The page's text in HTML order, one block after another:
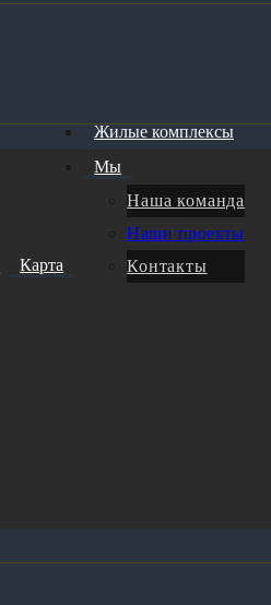
Жилые комплексы
Карта
Мы
Наша команда
Наши проекты
Контакты